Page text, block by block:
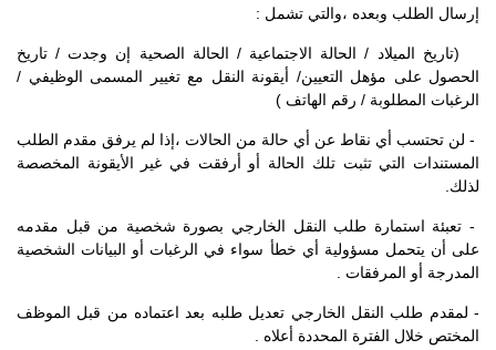
إرسال الطلب وبعده ،والتي تشمل :
(تاريخ الميلاد / الحالة الاجتماعية / الحالة الصحية إن وجدت / تاريخ
الحصول على مؤهل التعيين/ أيقونة النقل مع تغيير المسمى الوظيفي /
الرغبات المطلوبة / رقم الهاتف )
- لن تحتسب أي نقاط عن أي حالة من الحالات ،إذا لم يرفق مقدم الطلب
المستندات التي تثبت تلك الحالة أو أرفقت في غير الأيقونة المخصصة
لذلك
- تعبئة استمارة طلب النقل الخارجي بصورة شخصية من قبل مقدمه
على أن يتحمل مسؤولية أي خطأ سواء في الرغبات أو البيانات الشخصية
المدرجة أو المرفقات .
- لمقدم طلب النقل الخارجي تعديل طلبه بعد اعتماده من قبل الموظف
المختص خلال الفترة المحددة أعلاه .